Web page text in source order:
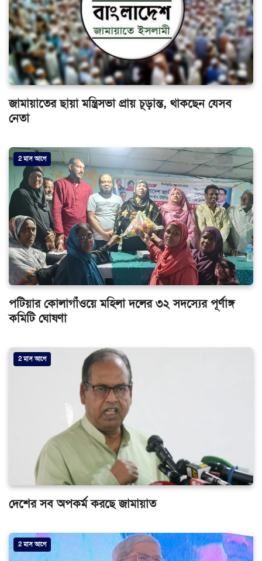
জামায়াতের ছায়া মন্ত্রিসভা প্রায় চূড়ান্ত, থাকছেন যেসব
নেতা
2 মাস আগে
পটিয়ার কোলাগাঁওয়ে মহিলা দলের ৩২ সদস্যের পূর্ণাঙ্গ
কমিটি ঘোষণা
2 মাস আগে
দেশের সব অপকর্ম করছে জামায়াত
2 মাস আগে